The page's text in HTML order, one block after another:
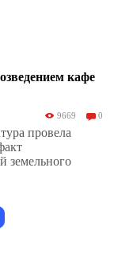
кафе
9669 0
провела
земельного